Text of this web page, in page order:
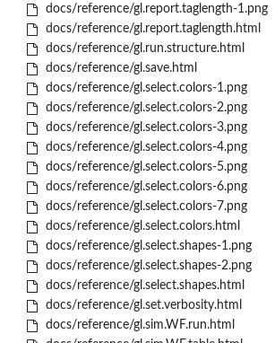
docs/reference/gl.report.taglength-1.png
docs/reference/gl.report.taglength.html
docs/reference/gl.run.structure.html
docs/reference/gl.save.html
docs/reference/gl.select.colors-1.png
docs/reference/gl.select.colors-2.png
docs/reference/gl.select.colors-3.png
docs/reference/gl.select.colors-4.png
docs/reference/gl.select.colors-5.png
docs/reference/gl.select.colors-6.png
docs/reference/gl.select.colors-7.png
docs/reference/gl.select.colors.html
docs/reference/gl.select.shapes-1.png
docs/reference/gl.select.shapes-2.png
docs/reference/gl.select.shapes.html
docs/reference/gl.set.verbosity.html
docs/reference/gl.sim.WF.run.html